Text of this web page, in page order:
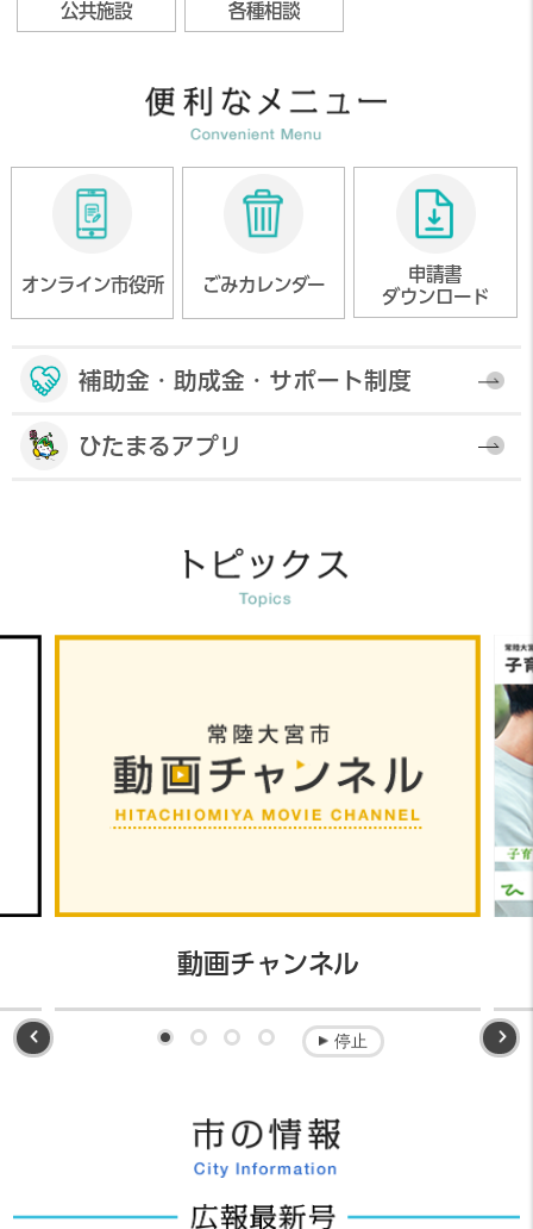
令和8年6月19日着工）
大自然の恵み×最先端の科学技術「ひぬ
ま・つくば自然科学体験学習」の参加者を
募集します
公共施設 各種相談
オンライン市役所 ごみカレンダー
申請書
ダウンロード
補助金・助成金・サポート制度
ひたまるアプリ
子育てポータルを詳しくみる 消防本
動画チャンネル
1番目を表示
2番目を表示
3番目を表示
4番目を表示
停止